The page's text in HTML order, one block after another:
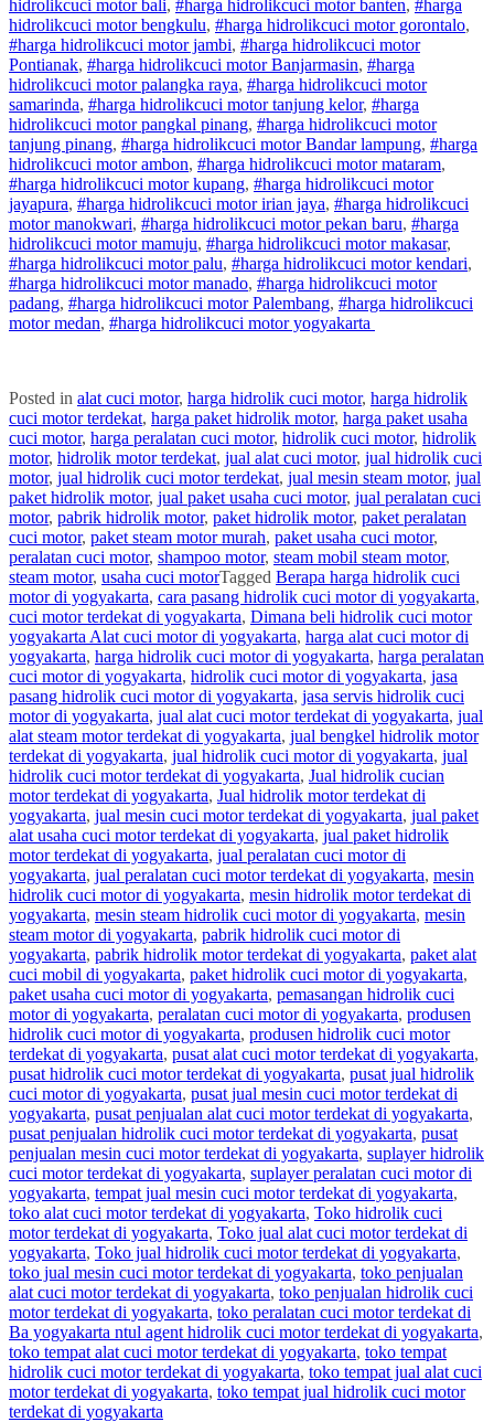
hidrolikcuci motorbali, #harga hidrolikcuci motorbanten, #harga
hidrolikcuci motorbengkulu, #harga hidrolikcuci motorgorontalo,
#harga hidrolikcuci motorjambi, #harga hidrolikcuci motor
Pontianak, #harga hidrolikcuci motorBanjarmasin, #harga
hidrolikcuci motorpalangka raya, #harga hidrolikcuci motor
samarinda, #harga hidrolikcuci motortanjung kelor, #harga
hidrolikcuci motorpangkal pinang, #harga hidrolikcuci motor
tanjung pinang, #harga hidrolikcuci motorBandar lampung, #harga
hidrolikcuci motorambon, #harga hidrolikcuci motormataram,
#harga hidrolikcuci motorkupang, #harga hidrolikcuci motor
jayapura, #harga hidrolikcuci motoririan jaya, #harga hidrolikcuci
motormanokwari, #harga hidrolikcuci motorpekan baru, #harga
hidrolikcuci motormamuju, #harga hidrolikcuci motormakasar,
#harga hidrolikcuci motorpalu, #harga hidrolikcuci motorkendari,
#harga hidrolikcuci motormanado, #harga hidrolikcuci motor
padang, #harga hidrolikcuci motorPalembang, #harga hidrolikcuci
motormedan, #harga hidrolikcuci motoryogyakarta
Posted in alat cuci motor, harga hidrolik cuci motor, harga hidrolik
cuci motor terdekat, harga paket hidrolik motor, harga paket usaha
cuci motor, harga peralatan cuci motor, hidrolik cuci motor, hidrolik
motor, hidrolik motor terdekat, jual alat cuci motor, jual hidrolik cuci
motor, jual hidrolik cuci motor terdekat, jual mesin steam motor, jual
paket hidrolik motor, jual paket usaha cuci motor, jual peralatan cuci
motor, pabrik hidrolik motor, paket hidrolik motor, paket peralatan
cuci motor, paket steam motor murah, paket usaha cuci motor,
peralatan cuci motor, shampoo motor, steam mobil steam motor,
steam motor, usaha cuci motorTagged Berapa harga hidrolik cuci
motor di yogyakarta, cara pasang hidrolik cuci motor di yogyakarta,
cuci motor terdekat di yogyakarta, Dimana beli hidrolik cuci motor
yogyakarta Alat cuci motor di yogyakarta, harga alat cuci motor di
yogyakarta, harga hidrolik cuci motor di yogyakarta, harga peralatan
cuci motor di yogyakarta, hidrolik cuci motor di yogyakarta, jasa
pasang hidrolik cuci motor di yogyakarta, jasa servis hidrolik cuci
motor di yogyakarta, jual alat cuci motor terdekat di yogyakarta, jual
alat steam motor terdekat di yogyakarta, jual bengkel hidrolik motor
terdekat di yogyakarta, jual hidrolik cuci motor di yogyakarta, jual
hidrolik cuci motor terdekat di yogyakarta, Jual hidrolik cucian
motor terdekat di yogyakarta, Jual hidrolik motor terdekat di
yogyakarta, jual mesin cuci motor terdekat di yogyakarta, jual paket
alat usaha cuci motor terdekat di yogyakarta, jual paket hidrolik
motor terdekat di yogyakarta, jual peralatan cuci motor di
yogyakarta, jual peralatan cuci motor terdekat di yogyakarta, mesin
hidrolik cuci motor di yogyakarta, mesin hidrolik motor terdekat di
yogyakarta, mesin steam hidrolik cuci motor di yogyakarta, mesin
steam motor di yogyakarta, pabrik hidrolik cuci motor di
yogyakarta, pabrik hidrolik motor terdekat di yogyakarta, paket alat
cuci mobil di yogyakarta, paket hidrolik cuci motor di yogyakarta,
paket usaha cuci motor di yogyakarta, pemasangan hidrolik cuci
motor di yogyakarta, peralatan cuci motor di yogyakarta, produsen
hidrolik cuci motor di yogyakarta, produsen hidrolik cuci motor
terdekat di yogyakarta, pusat alat cuci motor terdekat di yogyakarta,
pusat hidrolik cuci motor terdekat di yogyakarta, pusat jual hidrolik
cuci motor di yogyakarta, pusat jual mesin cuci motor terdekat di
yogyakarta, pusat penjualan alat cuci motor terdekat di yogyakarta,
pusat penjualan hidrolik cuci motor terdekat di yogyakarta, pusat
penjualan mesin cuci motor terdekat di yogyakarta, suplayer hidrolik
cuci motor terdekat di yogyakarta, suplayer peralatan cuci motor di
yogyakarta, tempat jual mesin cuci motor terdekat di yogyakarta,
toko alat cuci motor terdekat di yogyakarta, Toko hidrolik cuci
motor terdekat di yogyakarta, Toko jual alat cuci motor terdekat di
yogyakarta, Toko jual hidrolik cuci motor terdekat di yogyakarta,
toko jual mesin cuci motor terdekat di yogyakarta, toko penjualan
alat cuci motor terdekat di yogyakarta, toko penjualan hidrolik cuci
motor terdekat di yogyakarta, toko peralatan cuci motor terdekat di
Ba yogyakarta ntul agent hidrolik cuci motor terdekat di yogyakarta,
toko tempat alat cuci motor terdekat di yogyakarta, toko tempat
hidrolik cuci motor terdekat di yogyakarta, toko tempat jual alat cuci
motor terdekat di yogyakarta, toko tempat jual hidrolik cuci motor
terdekat di yogyakarta